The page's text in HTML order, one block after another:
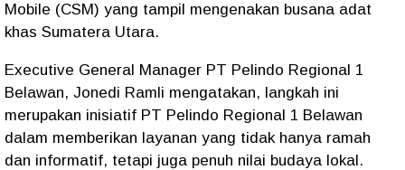
Mobile (CSM) yang tampil mengenakan busana adat
khas Sumatera Utara.
Executive General Manager PT Pelindo Regional 1
Belawan, Jonedi Ramli mengatakan, langkah ini
merupakan inisiatif PT Pelindo Regional 1 Belawan
dalam memberikan layanan yang tidak hanya ramah
dan informatif, tetapi juga penuh nilai budaya lokal.